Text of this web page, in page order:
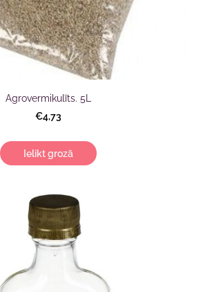
Agrovermikulīts. 5L
€4,73
Ielikt grozā